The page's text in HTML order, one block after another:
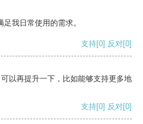
我日常使用的需求。
支持[0] 反对[0]
以再提升一下，比如能够支持更多地
支持[0] 反对[0]